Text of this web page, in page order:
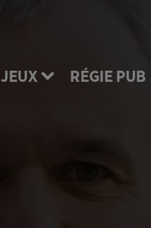
JEUX RÉGIE PUB